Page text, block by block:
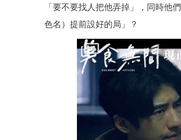
「要不要找人把他弄掉」，同時他
色名）提前設好的局」？